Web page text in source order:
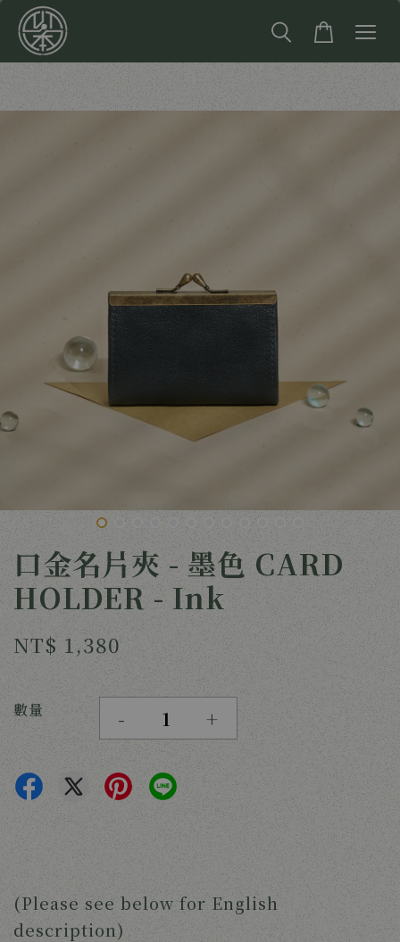
口金名片夾 - 墨色 CARD
HOLDER - Ink
NT$ 1,380
數量 - +
(Please see below for English
description)